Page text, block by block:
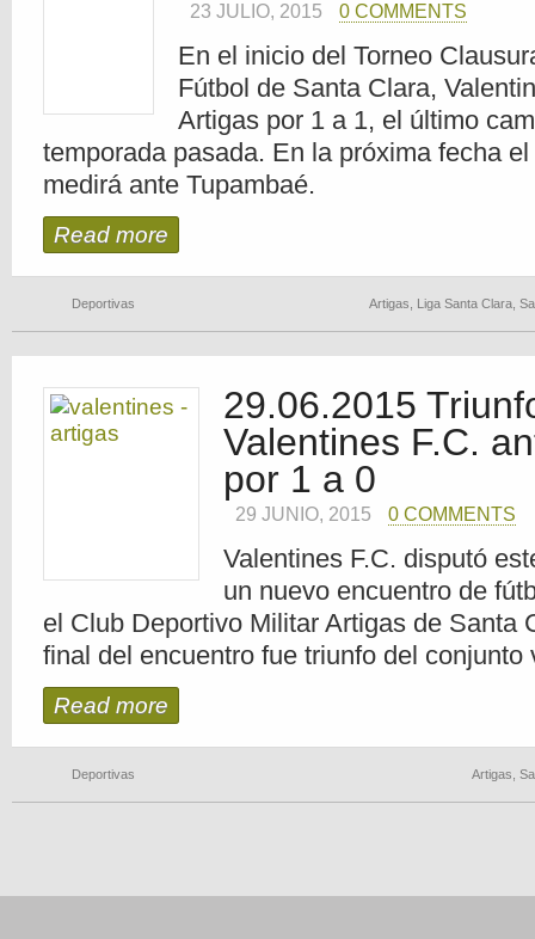
23 JULIO, 2015 0 COMMENTS
En el inicio del Torneo
Fútbol de Santa Clara,
Artigas por 1 a 1, el último
temporada pasada. En la próxima fecha
medirá ante Tupambaé.
Read more
Deportivas Artigas Liga Santa Clara
29.06.2015
Valentines F.C.
por 1 a 0
29 JUNIO, 2015 0 COMMENTS
Valentines F.C. disputó
un nuevo encuentro de
el Club Deportivo Militar Artigas de Santa
final del encuentro fue triunfo del conjunto
Read more
Deportivas Artigas